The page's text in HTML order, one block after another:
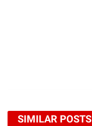
SIMILAR POSTS